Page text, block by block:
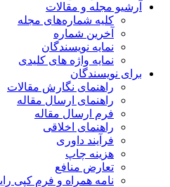
آرشیو مجله و مقالات
کلیه شماره‌های مجله
آخرین شماره
نمایه نویسندگان
نمایه واژه های کلیدی
برای نویسندگان
راهنمای نگارش مقالات
راهنمای ارسال مقاله
فرم ارسال مقاله
راهنمای اخلاقی
فرآیند داوری
هزینه چاپ
تعارض منافع
نامه همراه و فرم کپی